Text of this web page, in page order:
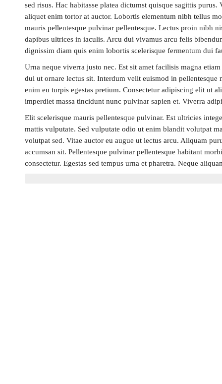
sed risus. Hac habitasse platea dictumst quisque sagittis
aliquet enim tortor at auctor. Lobortis elementum nibh tellus
mauris pellentesque pulvinar pellentesque. Lectus proin nibh
dapibus ultrices in iaculis. Arcu dui vivamus arcu felis
dignissim diam quis enim lobortis scelerisque fermentum dui
Urna neque viverra justo nec. Est sit amet facilisis magna
dui ut ornare lectus sit. Interdum velit euismod in
enim eu turpis egestas pretium. Consectetur adipiscing elit ut
imperdiet massa tincidunt nunc pulvinar sapien et. Viverra
Elit scelerisque mauris pellentesque pulvinar. Est ultricies
mattis vulputate. Sed vulputate odio ut enim blandit volutpat
volutpat sed. Vitae auctor eu augue ut lectus arcu. Aliquam
accumsan sit. Pellentesque pulvinar pellentesque habitant
consectetur. Egestas sed tempus urna et pharetra. Neque